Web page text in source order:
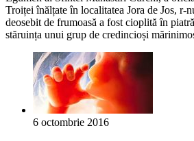
Troiței înălțate în localitatea Jora de Jos, r-
deosebit de frumoasă a fost cioplită în
stăruința unui grup de credincioși
6 octombrie 2016